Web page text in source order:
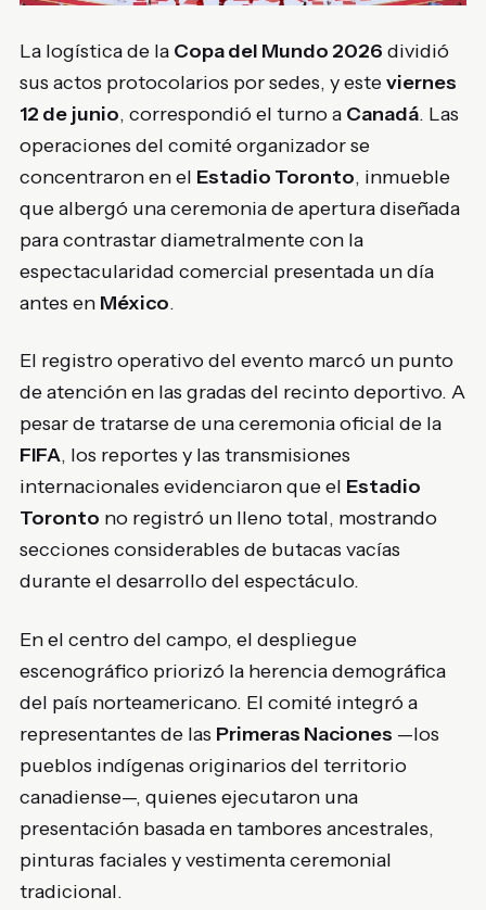
La logística de la Copa del Mundo 2026 dividió
sus actos protocolarios por sedes, y esteviernes
12 de junio, correspondió el turno a Canadá. Las
operaciones del comité organizador se
concentraron en el Estadio Toronto, inmueble
que albergó una ceremonia de apertura diseñada
para contrastar diametralmente con la
espectacularidad comercial presentada un día
antes en México.
El registro operativo del evento marcó un punto
de atención en las gradas del recinto deportivo. A
pesar de tratarse de una ceremonia oficial de la
FIFA, los reportes y las transmisiones
internacionales evidenciaron que el Estadio
Toronto no registró un lleno total, mostrando
secciones considerables de butacas vacías
durante el desarrollo del espectáculo.
En el centro del campo, el despliegue
escenográfico priorizó la herencia demográfica
del país norteamericano. El comité integró a
representantes de las Primeras Naciones —los
pueblos indígenas originarios del territorio
canadiense—, quienes ejecutaron una
presentación basada en tambores ancestrales,
pinturas faciales y vestimenta ceremonial
tradicional.